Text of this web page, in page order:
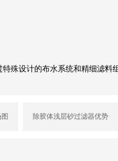
殊设计的布水系统和精细滤
除胶体浅层砂过滤器优势